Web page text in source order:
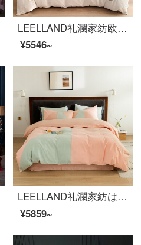
LEELLAND礼瀾家紡欧風ロマンチックフラワー60本の綿綿綿綿綿綿綿綿綿綿綿綿綿綿布団4点セットのナイス雪-緑妍四点セット1.8-2.0メートルベッド/220*240 cm
¥5546~
LEELLAND礼瀾家紡は約60本の双株の全綿のすり合わせ工芸品の寝具の4点セットの純綿保温4点セットのジュリエット1.5-1.8メートルのベッド/200*230 cmです。
¥5859~